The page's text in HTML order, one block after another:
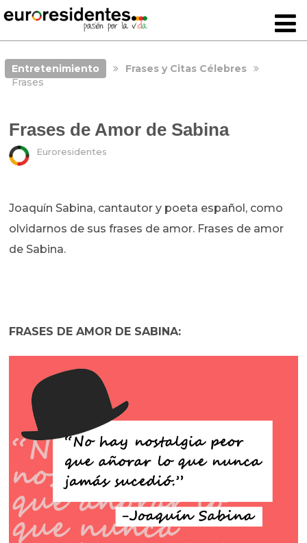
Entretenimiento
Frases y Citas Célebres
Frases
Frases de Amor de Sabina
Euroresidentes
Joaquín Sabina, cantautor y poeta español, como
olvidarnos de sus frases de amor. Frases de amor
de Sabina.
FRASES DE AMOR DE SABINA: